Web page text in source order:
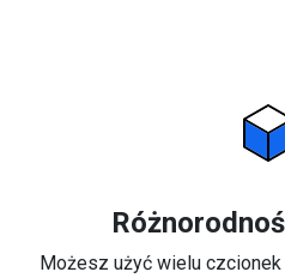
Możesz użyć wielu